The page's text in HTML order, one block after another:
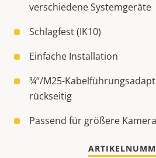
verschiedene Systemgeräte
Schlagfest (IK10)
Einfache Installation
¾“/M25-
rückseitig
Passend für größere